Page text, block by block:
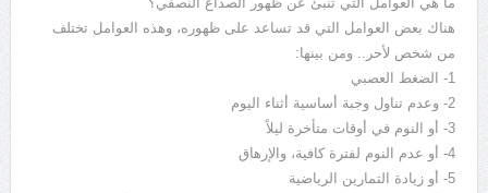
هناك بعض العوامل التي قد تساعد على ظهوره، وهذه العوامل تختلف
من شخص لأحر.. ومن بينها:
1- الضغط العصبي
2- وعدم تناول وجبة أساسية أثناء اليوم
3- أو النوم في أوقات متأخرة ليلاً
4- أو عدم النوم لفترة كافية، والإرهاق
5- أو زيادة التمارين الرياضية